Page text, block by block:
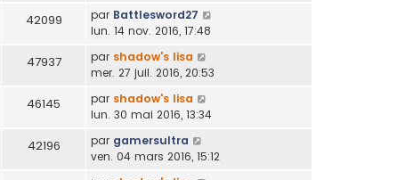
42099 par Battlesword27
lun. 14 nov. 2016, 17:48
47937 par shadow's lisa
mer. 27 juil. 2016, 20:53
46145 par shadow's lisa
lun. 30 mai 2016, 13:34
42196 par gamersultra
ven. 04 mars 2016, 15:12